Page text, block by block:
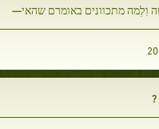
וִלְמה מתכוונים באומרם שהאי—